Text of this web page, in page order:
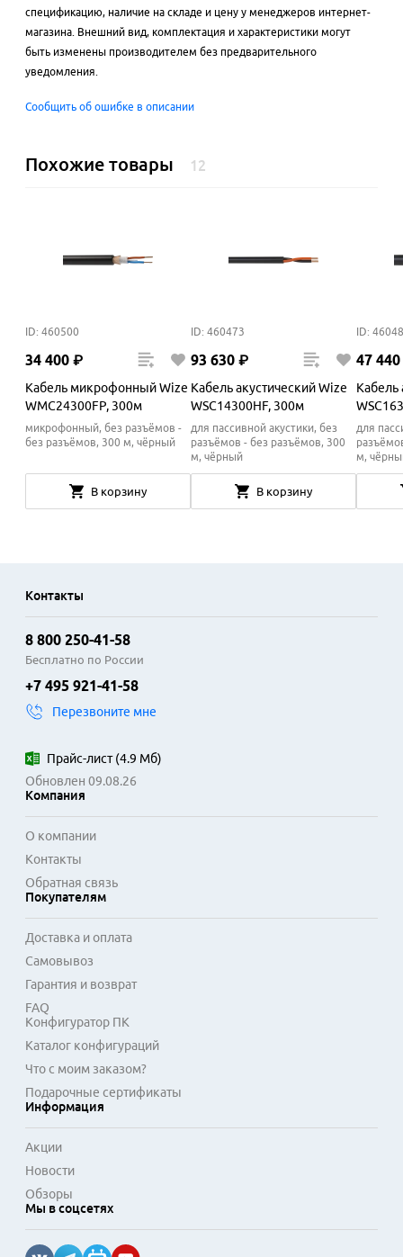
спецификацию, наличие на складе и цену у менеджеров интернет-
магазина. Внешний вид, комплектация и характеристики могут
быть изменены производителем без предварительного
уведомления.
Сообщить об ошибке в описании
Похожие товары 12
ID: 460500
34 400 ₽
Кабель микрофонный Wize
WMC24300FP, 300м
микрофонный, без разъёмов -
без разъёмов, 300 м, чёрный
В корзину
ID: 460473
93 630 ₽
Кабель акустический Wize
WSC14300HF, 300м
для пассивной акустики, без
разъёмов - без разъёмов, 300
м, чёрный
В корзину
ID:
47 440
Кабель
для
м,
Контакты
8 800 250-41-58
Бесплатно по России
+7 495 921-41-58
Перезвоните мне
Прайс-лист(4.9 Мб)
Обновлен 09.08.26
Компания
О компании
Контакты
Обратная связь
Покупателям
Доставка и оплата
Самовывоз
Гарантия и возврат
FAQ
Конфигуратор ПК
Каталог конфигураций
Что с моим заказом?
Подарочные сертификаты
Информация
Акции
Новости
Обзоры
Мы в соцсетях